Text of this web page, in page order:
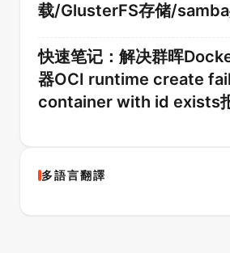
载/GlusterFS存储/
快速笔记：解决群晖
器OCI runtime create
container with id exists
多語言翻譯